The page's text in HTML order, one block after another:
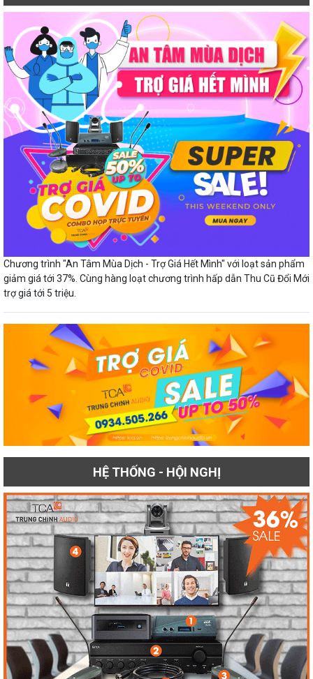
Chương trình "An Tâm Mùa Dịch - Trợ Giá Hết Mình" với loạt sản phẩm
giảm giá tới 37%. Cùng hàng loạt chương trình hấp dẫn Thu Cũ Đổi Mới
trợ giá tới 5 triệu.
HỆ THỐNG - HỘI NGHỊ